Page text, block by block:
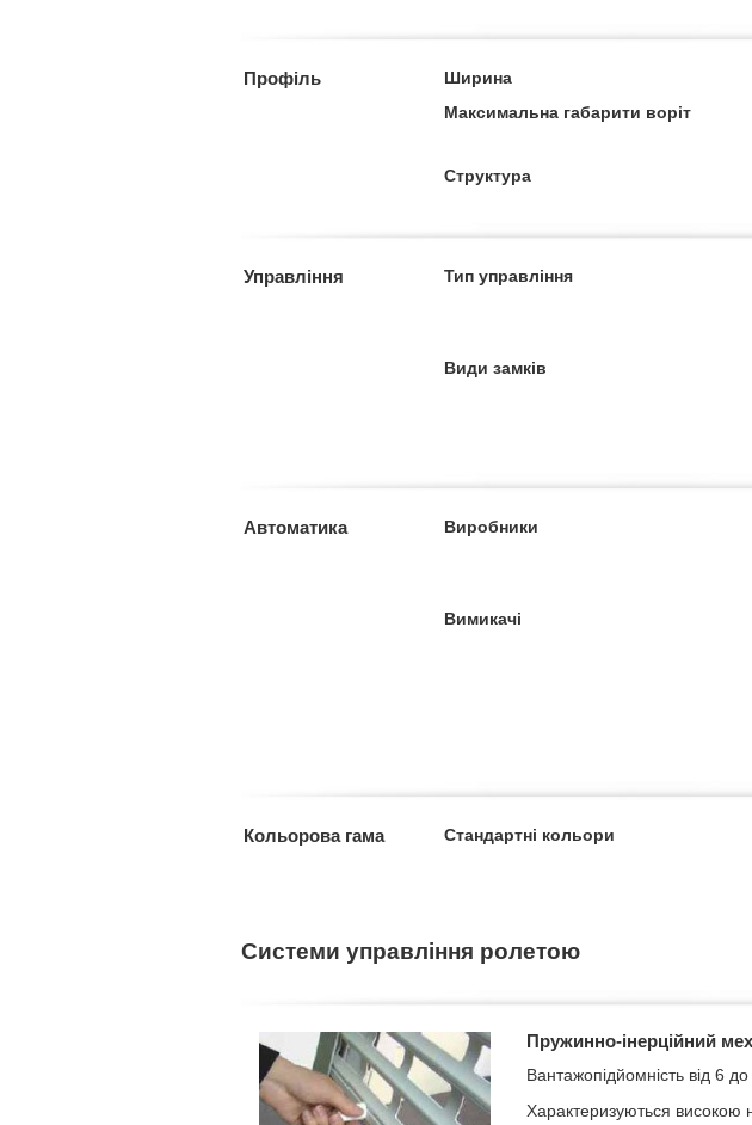
Профіль Ширина
Максимальна габарити воріт
Структура
Управління Тип управління
Види замків
Автоматика Виробники
Вимикачі
Кольорова гама Стандартні кольори
Системи управління ролетою
Пружинно-інерційний
Вантажопідйомність від 6 до
Характеризуються високою